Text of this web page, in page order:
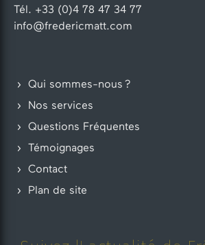
Tél. +33 (0)4 78 47 34 77
info@fredericmatt.com
Qui sommes-nous ?
Nos services
Questions Fréquentes
Témoignages
Contact
Plan de site